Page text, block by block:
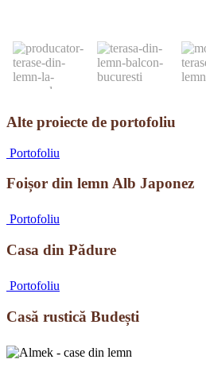
Alte proiecte de portofoliu
Portofoliu
lemn
Foișor din lemn Alb Japonez
Portofoliu
Pădure
Casa din Pădure
Portofoliu
Budești
Casă rustică Budești